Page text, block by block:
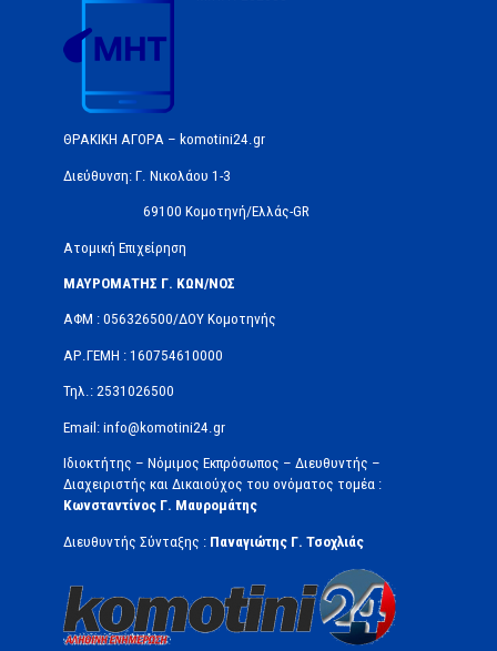
ΘΡΑΚΙΚΗ ΑΓΟΡΑ – komotini24.gr
Διεύθυνση: Γ. Νικολάου 1-3
69100 Κομοτηνή/Ελλάς-GR
Ατομική Επιχείρηση
ΜΑΥΡΟΜΑΤΗΣ Γ. ΚΩΝ/ΝΟΣ
ΑΦΜ : 056326500/ΔOΥ Κομοτηνής
ΑΡ.ΓΕΜΗ : 160754610000
Τηλ.: 2531026500
Email: info@komotini24.gr
Ιδιοκτήτης – Νόμιμος Εκπρόσωπος – Διευθυντής –
Διαχειριστής και Δικαιούχος του ονόματος τομέα :
Κωνσταντίνος Γ. Μαυρομάτης
Διευθυντής Σύνταξης : Παναγιώτης Γ. Τσοχλιάς